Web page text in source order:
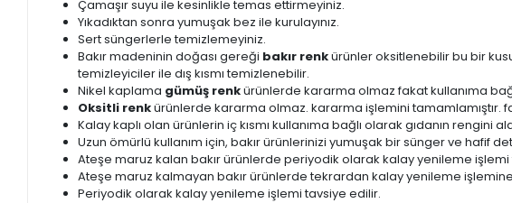
Çamaşır suyu ile kesinlikle temas ettirmeyiniz.
Yıkadıktan sonra yumuşak bez ile kurulayınız.
Sert süngerlerle temizlemeyiniz.
Bakır madeninin doğası gereği bakır renkürünler oksitlenebilir bu bir
temizleyiciler ile dış kısmı temizlenebilir.
Nikel kaplama gümüş renkürünlerde kararma olmaz fakat kullanıma
Oksitli renkürünlerde kararma olmaz. kararma işlemini tamamlamıştır.
Kalay kaplı olan ürünlerin iç kısmı kullanıma bağlı olarak gıdanın
Uzun ömürlü kullanım için, bakır ürünlerinizi yumuşak bir sünger ve hafif
Ateşe maruz kalan bakır ürünlerde periyodik olarak kalay yenileme işlemi
Ateşe maruz kalmayan bakır ürünlerde tekrardan kalay yenileme
Periyodik olarak kalay yenileme işlemi tavsiye edilir.